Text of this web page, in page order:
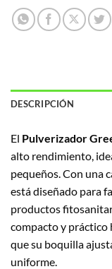
DESCRIPCIÓN
El Pulverizador
alto rendimiento,
pequeños. Con una
está diseñado para
productos
compacto y práctico
que su boquilla
uniforme.